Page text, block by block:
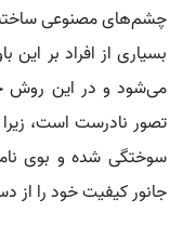
چشم‌های مصنوعی ساخته
بسیاری از افراد بر این
می‌شود و در این روش
تصور نادرست است،
سوختگی شده و بوی
جانور کیفیت خود را از